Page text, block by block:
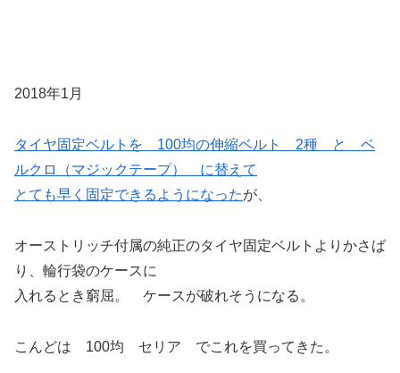
2018年1月
タイヤ固定ベルトを 100均の伸縮ベルト 2種 と ベ
ルクロ（マジックテープ） に替えて
とても早く固定できるようになったが、
オーストリッチ付属の純正のタイヤ固定ベルトよりかさば
り、輪行袋のケースに
入れるとき窮屈。 ケースが破れそうになる。
こんどは 100均 セリア でこれを買ってきた。